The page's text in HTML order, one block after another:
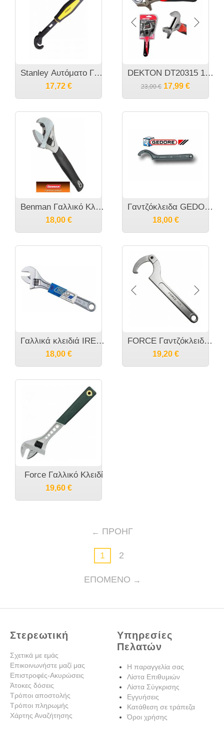
Stanley Αυτόματο Γαλλικό κλειδί
17,72 €
DEKTON DT20315 10" 2 σε 1 Γαλλικό κλειδί φαρδιάς σιαγώνας και κάβουρας
23,00 € 17,99 €
Benman Γαλλικό Κλειδί Καστάνιας
18,00 €
Γαντζόκλειδα GEDORE Γερμανίας
18,00 €
Γαλλικά κλειδιά IREGA Ισπανίας
18,00 €
FORCE Γαντζόκλειδα ρυθμιζόμενα
19,20 €
Force Γαλλικό Κλειδί
19,60 €
ΠΡΟΗΓ
1 2
ΕΠΌΜΕΝΟ
Στερεωτική
Σχετικά με εμάς
Επικοινωνήστε μαζί μας
Επιστροφές-Ακυρώσεις
Άτοκες δόσεις
Τρόποι αποστολής
Τρόποι πληρωμής
Χάρτης Αναζήτησης
Υπηρεσίες
Πελατών
Η παραγγελία σας
Λίστα Επιθυμιών
Λίστα Σύγκρισης
Εγγυήσεις
Κατάθεση σε τράπεζα
Όροι χρήσης